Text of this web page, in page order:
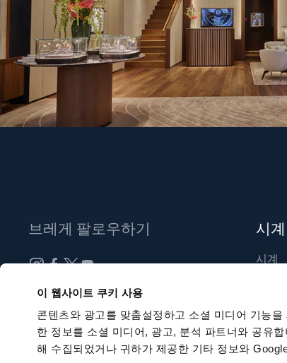
이 웹사이트 쿠키 사용
콘텐츠와 광고를 맞춤설정하고 소셜 미디어 기능
한 정보를 소셜 미디어, 광고, 분석 파트너와 공유
해 수집되었거나 귀하가 제공한 기타 정보와
브레게 팔로우하기
뉴스레터 구독하기
시계
시계
부티